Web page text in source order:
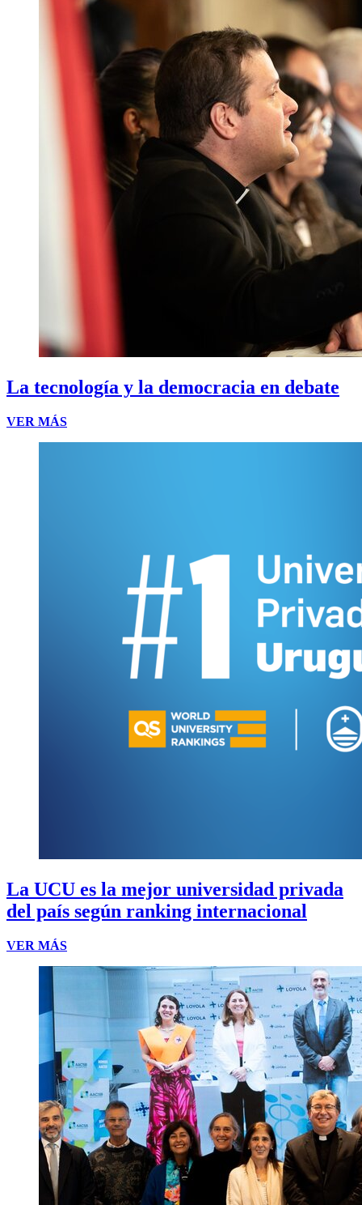
La tecnología y la democracia en debate
VER MÁS
La UCU es la mejor universidad privada
del país según ranking internacional
VER MÁS